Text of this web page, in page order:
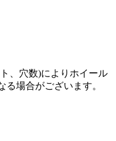
、穴数)によりホイール
場合がございます。